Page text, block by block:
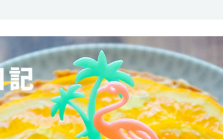
欲張り日記